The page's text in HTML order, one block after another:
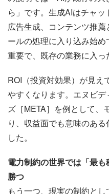
ら」です。生成AIはチャッ
広告生成、コンテンツ推
ールの処理に入り込み始
重要で、既存の業務に入っ
ROI（投資対効果）が見え
やすくなります。エヌビ
ズ［META］を例として、
り、収益面でも意味のあ
した。
電力制約の世界では「最
勝つ
もう一つ、現実の制約と